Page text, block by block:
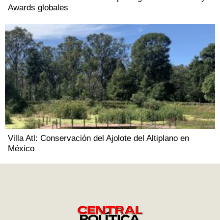
Awards globales
Villa Atl: Conservación del Ajolote del Altiplano en
México